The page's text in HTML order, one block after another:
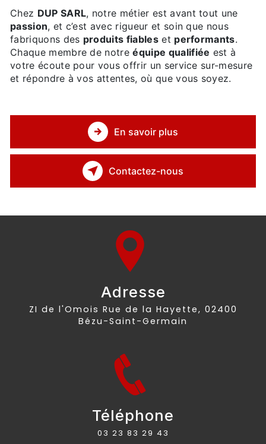
Chez DUP SARL, notre métier est avant tout une
passion, et c’est avec rigueur et soin que nous
fabriquons des produits fiableset performants.
Chaque membre de notreéquipe qualifiée est à
votre écoute pour vous offrir un service sur-mesure
et répondre à vos attentes, où que vous soyez.
En savoir plus
Contactez-nous
Adresse
ZI de l'Omois Rue de la Hayette, 02400
Bézu-Saint-Germain
Téléphone
03 23 83 29 43